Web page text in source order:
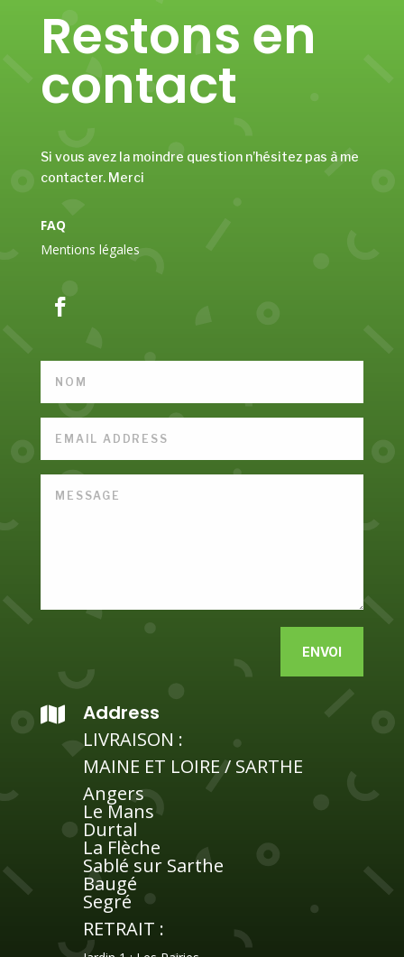
Restons en
contact
Si vous avez la moindre question n’hésitez pas à me
contacter. Merci
FAQ
Mentions légales
ENVOI
 Address
LIVRAISON :
MAINE ET LOIRE / SARTHE
Angers
Le Mans
Durtal
La Flèche
Sablé sur Sarthe
Baugé
Segré
RETRAIT :